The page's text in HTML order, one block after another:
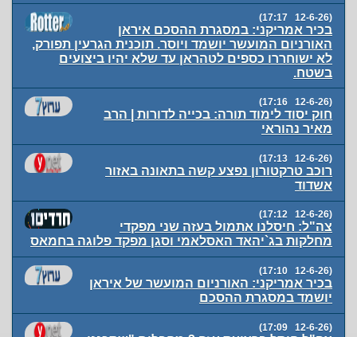
(12-6-26 17:17)
בכיר אמריקני: במסגרת ההסכם איראן
האורניום המועשר יושמד ויוסר. תוכנית הגרעין תפורק,
לא ישוחררו כספים לטהראן עד שלא יהיו ביצועים
בשטח.
(12-6-26 17:16)
חוק יסוד לימוד תורה: בכייה לדורות | הרב
מאיר נהוראי
(12-6-26 17:13)
רוכב טרקטורון נפצע קשה בתאונה באזור
אשדוד
(12-6-26 17:12)
צה"ל: חיסלנו אתמול בעזה שני מפקדי
מחלקות בג`יהאד האסלאמי וסגן מפקד פלוגה בחמאס
(12-6-26 17:10)
בכיר אמריקני: האורניום המועשר של איראן
יושמד במסגרת ההסכם
(12-6-26 17:09)